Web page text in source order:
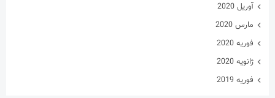
آوریل 2020
مارس 2020
فوریه 2020
ژانویه 2020
فوریه 2019